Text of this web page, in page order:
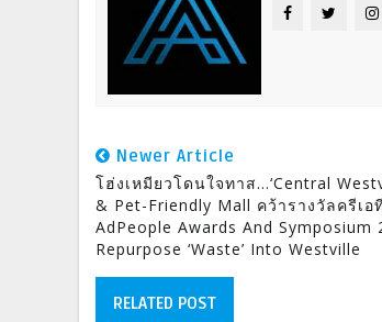
Newer Article
โฮ่งเหมียวโดนใจทาส…‘Central
& Pet-Friendly Mall คว้ารางวัลครีเ
AdPeople Awards And Symposium
Repurpose ‘Waste’ Into Westville
RELATED POST